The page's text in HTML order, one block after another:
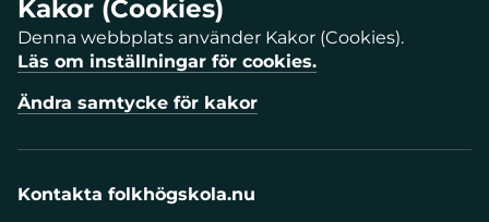
Kakor (Cookies)
Denna webbplats använder Kakor (Cookies).
Läs om inställningar för cookies.
Ändra samtycke för kakor
Kontakta folkhögskola.nu